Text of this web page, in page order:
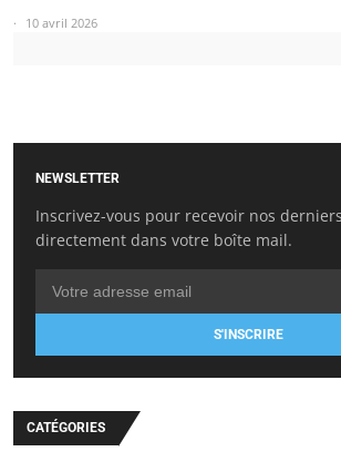
10 avril 2026
NEWSLETTER
Inscrivez-vous pour recevoir nos
directement dans votre boîte mail.
S'INSCRIRE
CATÉGORIES